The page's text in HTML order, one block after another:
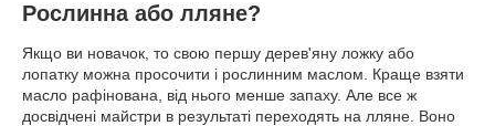
Рослинна або лляне?
Якщо ви новачок, то свою першу дерев'яну ложку або
лопатку можна просочити і рослинним маслом. Краще взяти
масло рафінована, від нього менше запаху. Але все ж
досвідчені майстри в результаті переходять на лляне. Воно